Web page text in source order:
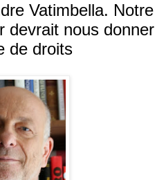
Vatimbella. Notre
devrait nous donner
de droits